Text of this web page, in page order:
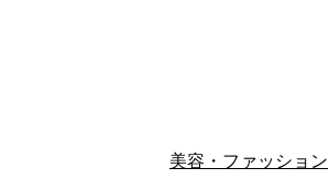
美容・ファッション